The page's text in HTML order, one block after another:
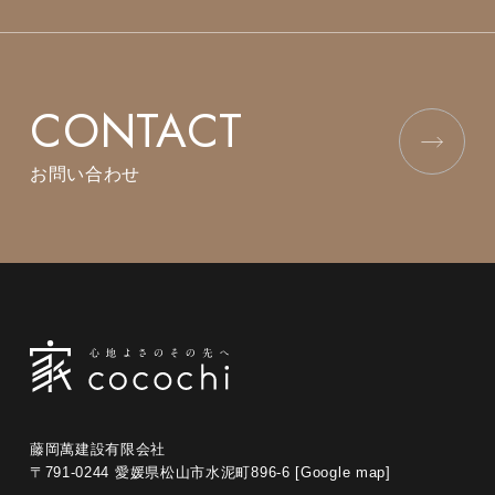
CONTACT
お問い合わせ
藤岡萬建設有限会社
〒791-0244 愛媛県松山市水泥町896-6 [Google map]